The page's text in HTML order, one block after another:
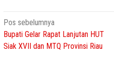
Navigasi
pos
Pos sebelumnya
Bupati Gelar Rapat Lanjutan HUT
Siak XVII dan MTQ Provinsi Riau